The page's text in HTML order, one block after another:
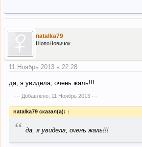
natalka79
ШопоНовичок
11 Ноябрь 2013 в 22:28
да, я увидела, очень жаль!!!
--- Добавлено, 11 Ноябрь 2013---
natalka79 сказал(а): ↑
“ да, я увидела, очень жаль!!!